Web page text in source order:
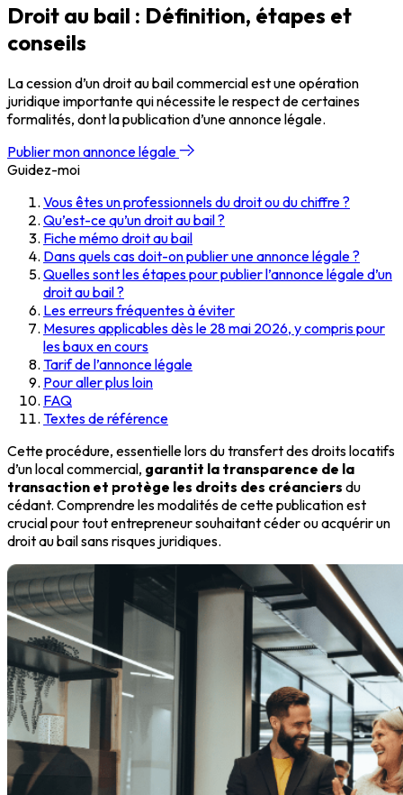
Droit au bail : Définition, étapes et
conseils
La cession d’un droit au bail commercial est une opération
juridique importante qui nécessite le respect de certaines
formalités, dont la publication d’une annonce légale.
Publier mon annonce légale
Guidez-moi
Vous êtes un professionnels du droit ou du chiffre ?
Qu’est-ce qu’un droit au bail ?
Fiche mémo droit au bail
Dans quels cas doit-on publier une annonce légale ?
Quelles sont les étapes pour publier l’annonce légale d’un
droit au bail ?
Les erreurs fréquentes à éviter
Mesures applicables dès le 28 mai 2026, y compris pour
les baux en cours
Tarif de l’annonce légale
Pour aller plus loin
FAQ
Textes de référence
Cette procédure, essentielle lors du transfert des droits locatifs
d’un local commercial, garantit la transparence de la
transaction et protège les droits des créanciers du
cédant. Comprendre les modalités de cette publication est
crucial pour tout entrepreneur souhaitant céder ou acquérir un
droit au bail sans risques juridiques.